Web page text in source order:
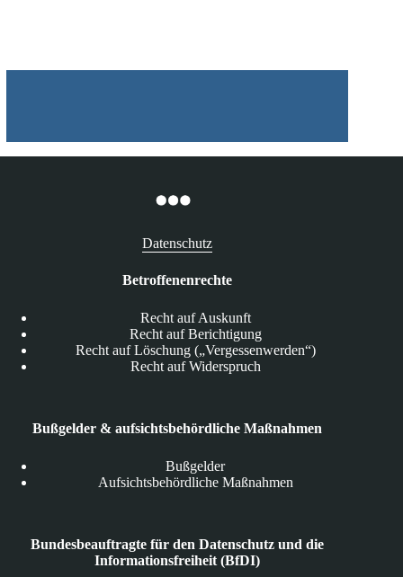
Datenschutz
Betroffenenrechte
Recht auf Auskunft
Recht auf Berichtigung
Recht auf Löschung („Vergessenwerden“)
Recht auf Widerspruch
Bußgelder & aufsichtsbehördliche Maßnahmen
Bußgelder
Aufsichtsbehördliche Maßnahmen
Bundesbeauftragte für den Datenschutz und die
Informationsfreiheit (BfDI)